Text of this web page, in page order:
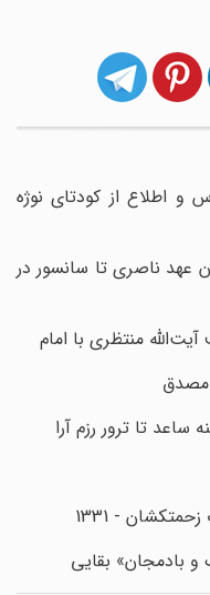
از کودتای نوژه
ناصری تا سانسور در
منتظری با امام
تا ترور رزم آرا
- 1331
بقایی